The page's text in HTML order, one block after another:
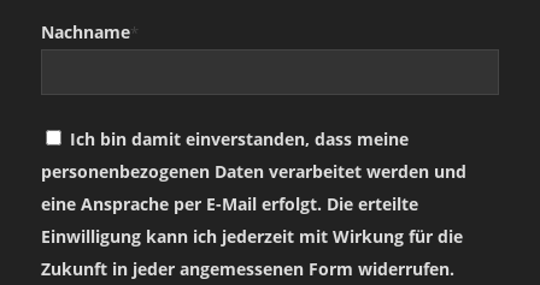
Nachname*
Ich bin damit einverstanden, dass meine
personenbezogenen Daten verarbeitet werden und
eine Ansprache per E-Mail erfolgt. Die erteilte
Einwilligung kann ich jederzeit mit Wirkung für die
Zukunft in jeder angemessenen Form widerrufen.